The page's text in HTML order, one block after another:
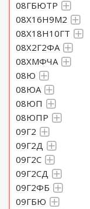
08ГБЮТР
08Х16Н9М2
08Х18Н10ГТ
08Х2Г2ФА
08ХМФЧА
08Ю
08ЮА
08ЮП
08ЮПР
09Г2
09Г2Д
09Г2С
09Г2СД
09Г2ФБ
09ГБЮ